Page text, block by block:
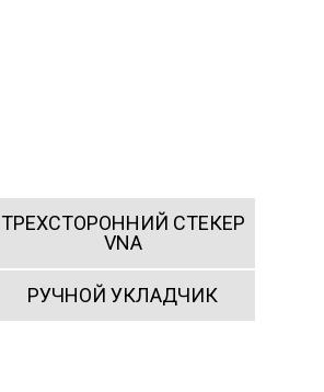
ТРЕХСТОРОННИЙ СТЕКЕР
VNA
РУЧНОЙ УКЛАДЧИК